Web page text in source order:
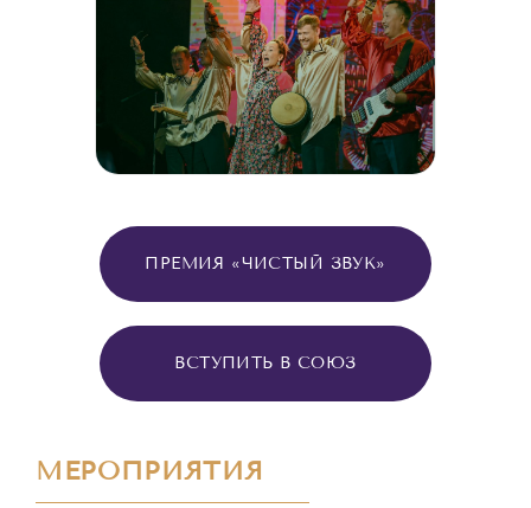
ПРЕМИЯ «ЧИСТЫЙ ЗВУК»
ВСТУПИТЬ В СОЮЗ
МЕРОПРИЯТИЯ